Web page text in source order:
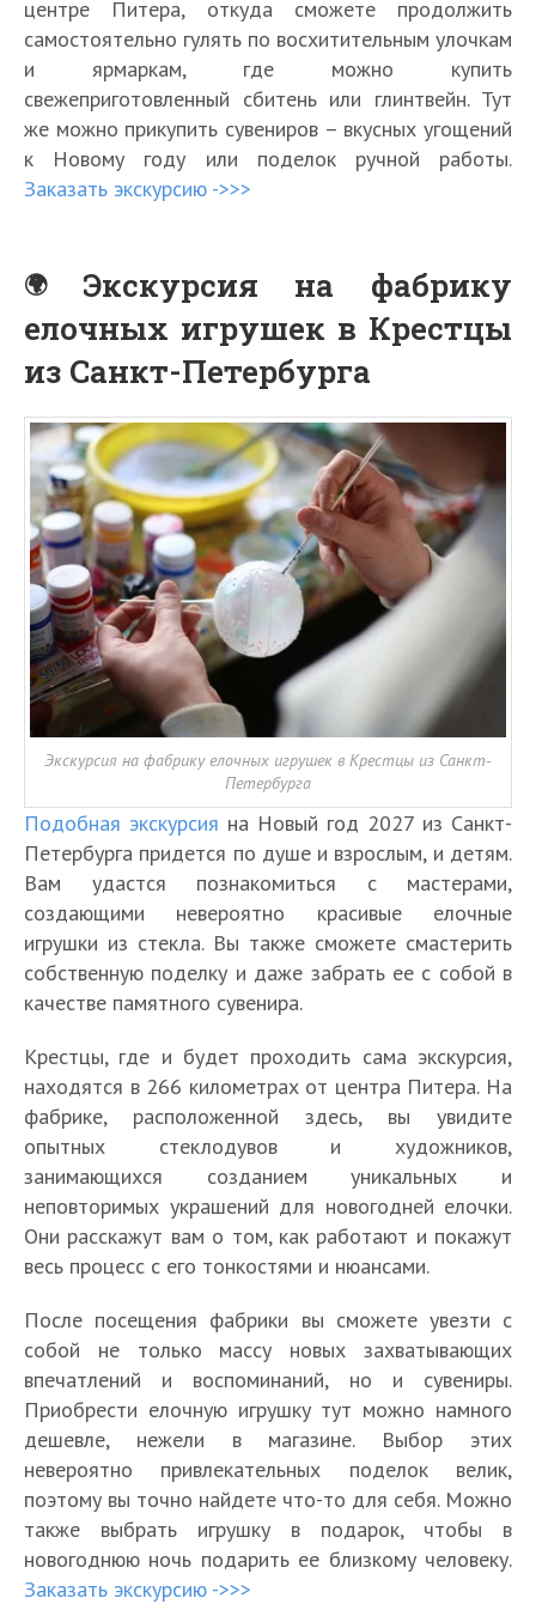
центре Питера, откуда сможете продолжить
самостоятельно гулять по восхитительным улочкам
и ярмаркам, где можно купить
свежеприготовленный сбитень или глинтвейн. Тут
же можно прикупить сувениров – вкусных угощений
к Новому году или поделок ручной работы.
Заказать экскурсию ->>>
Экскурсия на фабрику
елочных игрушек в Крестцы
из Санкт-Петербурга
Экскурсия на фабрику елочных игрушек в Крестцы из Санкт-
Петербурга
Подобная экскурсия на Новый год 2027 из Санкт-
Петербурга придется по душе и взрослым, и детям.
Вам удастся познакомиться с мастерами,
создающими невероятно красивые елочные
игрушки из стекла. Вы также сможете смастерить
собственную поделку и даже забрать ее с собой в
качестве памятного сувенира.
Крестцы, где и будет проходить сама экскурсия,
находятся в 266 километрах от центра Питера. На
фабрике, расположенной здесь, вы увидите
опытных стеклодувов и художников,
занимающихся созданием уникальных и
неповторимых украшений для новогодней елочки.
Они расскажут вам о том, как работают и покажут
весь процесс с его тонкостями и нюансами.
После посещения фабрики вы сможете увезти с
собой не только массу новых захватывающих
впечатлений и воспоминаний, но и сувениры.
Приобрести елочную игрушку тут можно намного
дешевле, нежели в магазине. Выбор этих
невероятно привлекательных поделок велик,
поэтому вы точно найдете что-то для себя. Можно
также выбрать игрушку в подарок, чтобы в
новогоднюю ночь подарить ее близкому человеку.
Заказать экскурсию ->>>